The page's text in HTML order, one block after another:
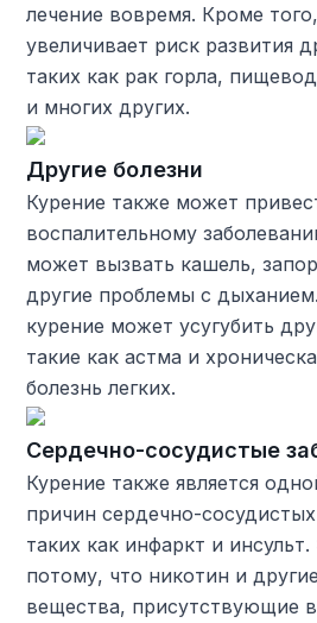
лечение вовремя. Кроме
увеличивает риск развития
таких как рак горла,
и многих других.
Другие болезни
Курение также может
воспалительному
может вызвать кашель,
другие проблемы с
курение может усугубить
такие как астма и
болезнь легких.
Сердечно-сосудистые
Курение также является
причин сердечно-
таких как инфаркт и
потому, что никотин и
вещества, присутствующие в